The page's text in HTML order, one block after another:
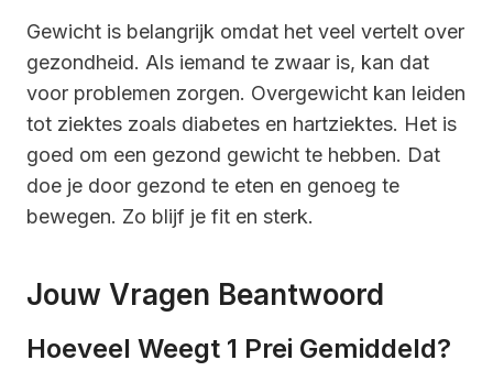
Gewicht is belangrijk omdat het veel vertelt over
gezondheid. Als iemand te zwaar is, kan dat
voor problemen zorgen. Overgewicht kan leiden
tot ziektes zoals diabetes en hartziektes. Het is
goed om een gezond gewicht te hebben. Dat
doe je door gezond te eten en genoeg te
bewegen. Zo blijf je fit en sterk.
Jouw Vragen Beantwoord
Hoeveel Weegt 1 Prei Gemiddeld?